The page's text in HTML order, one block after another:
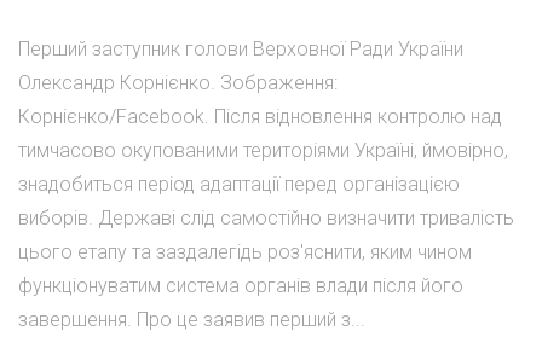
Перший заступник голови Верховної Ради України
Олександр Корнієнко. Зображення:
Корнієнко/Facebook. Після відновлення контролю над
тимчасово окупованими територіями Україні, ймовірно,
знадобиться період адаптації перед організацією
виборів. Державі слід самостійно визначити тривалість
цього етапу та заздалегідь роз'яснити, яким чином
функціонуватим система органів влади після його
завершення. Про це заявив перший з...